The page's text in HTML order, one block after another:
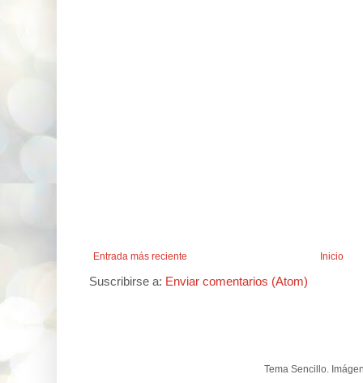
Entrada más reciente Inicio
Suscribirse a: Enviar comentarios (Atom)
Tema Sencillo.